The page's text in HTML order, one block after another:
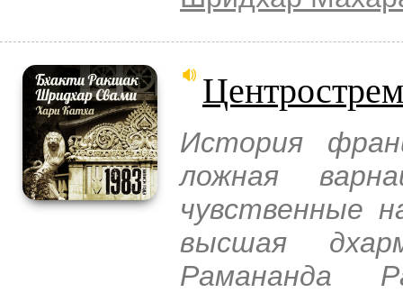
История
ложная
чувственные
высшая
Рамананда